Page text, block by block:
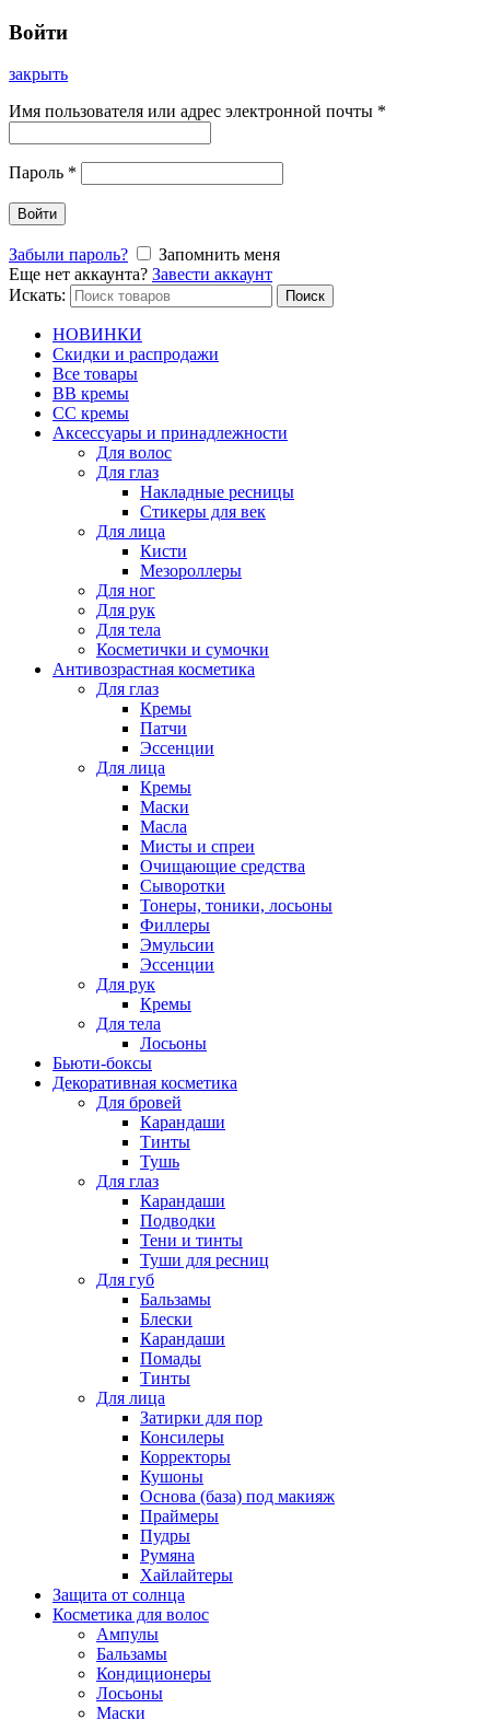
Войти
закрыть
Имя пользователя или адрес электронной почты *
Пароль *
Войти
Забыли пароль?
Запомнить меня
Еще нет аккаунта? Завести аккаунт
Искать:
Поиск
НОВИНКИ
Скидки и распродажи
Все товары
BB кремы
CC кремы
Аксессуары и принадлежности
Для волос
Для глаз
Накладные ресницы
Стикеры для век
Для лица
Кисти
Мезороллеры
Для ног
Для рук
Для тела
Косметички и сумочки
Антивозрастная косметика
Для глаз
Кремы
Патчи
Эссенции
Для лица
Кремы
Маски
Масла
Мисты и спреи
Очищающие средства
Сыворотки
Тонеры, тоники, лосьоны
Филлеры
Эмульсии
Эссенции
Для рук
Кремы
Для тела
Лосьоны
Бьюти-боксы
Декоративная косметика
Для бровей
Карандаши
Тинты
Тушь
Для глаз
Карандаши
Подводки
Тени и тинты
Туши для ресниц
Для губ
Бальзамы
Блески
Карандаши
Помады
Тинты
Для лица
Затирки для пор
Консилеры
Корректоры
Кушоны
Основа (база) под макияж
Праймеры
Пудры
Румяна
Хайлайтеры
Защита от солнца
Косметика для волос
Ампулы
Бальзамы
Кондиционеры
Лосьоны
Маски